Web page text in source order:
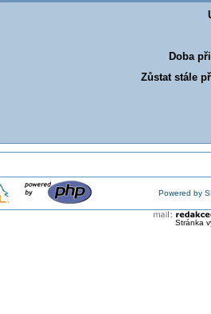
Doba
Zůstat stále
Powered by
Stránka